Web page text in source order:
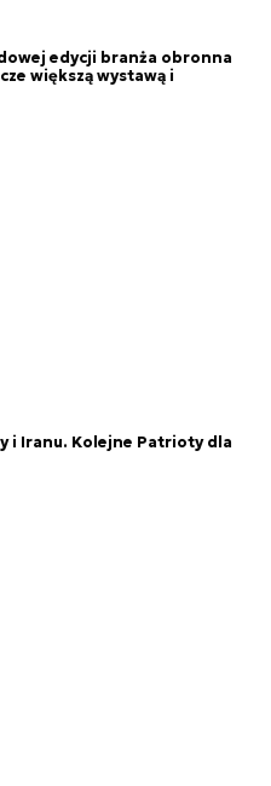
edycji branża obronna
większą wystawą i
i Iranu. Kolejne Patrioty dla